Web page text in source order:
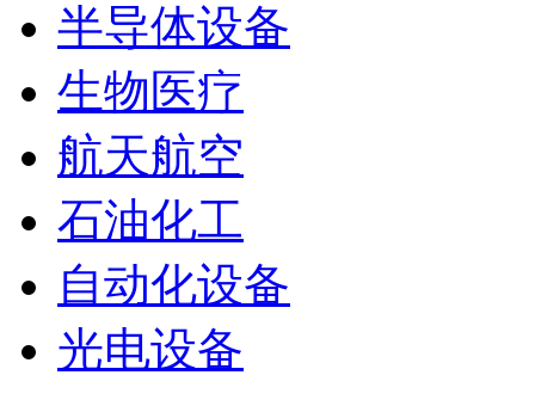
半导体设备
生物医疗
航天航空
石油化工
自动化设备
光电设备